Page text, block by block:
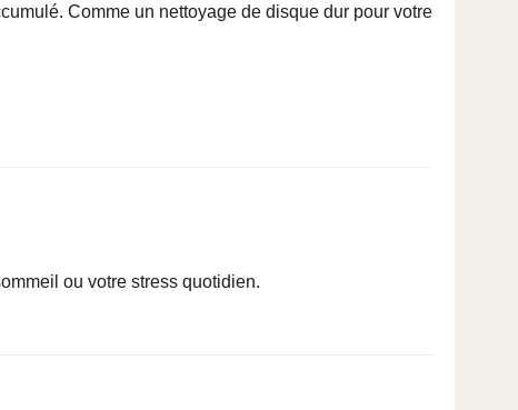
Comme un nettoyage de disque dur pour votre
ou votre stress quotidien.